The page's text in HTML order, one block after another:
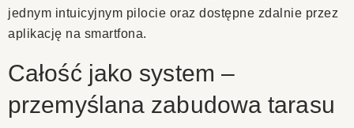
jednym intuicyjnym pilocie oraz dostępne zdalnie przez
aplikację na smartfona.
Całość jako system –
przemyślana zabudowa tarasu